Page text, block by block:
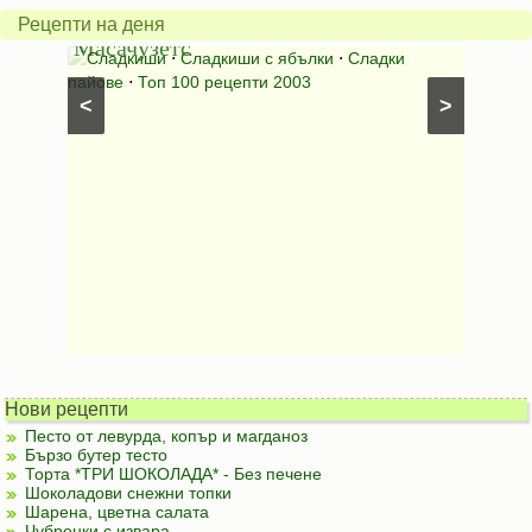
Рецепти на деня
>
<
от
Масачузетс
Сладкиши⋅Сладкиши с ябълки ⋅ Сладки
пайове ⋅ Топ 100 рецепти 2003
на
мама
Нови рецепти
Песто от левурда, копър и магданоз
Бързо бутер тесто
Торта *ТРИ ШОКОЛАДА* - Без печене
Шоколадови снежни топки
Шарена, цветна салата